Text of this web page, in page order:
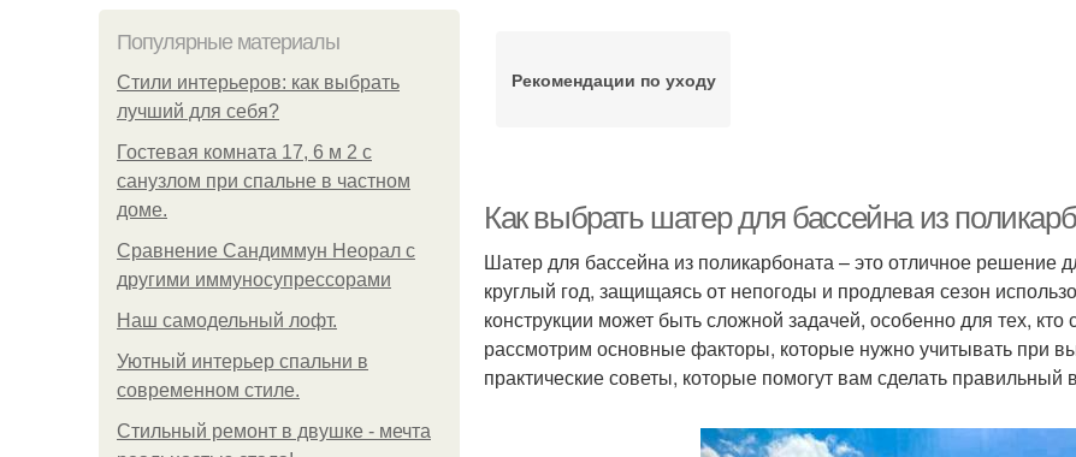
Популярные материалы
Стили интерьеров: как выбрать
лучший для себя?
Гостевая комната 17, 6 м 2 с
санузлом при спальне в частном
доме.
Сравнение Сандиммун Неорал с
другими иммуносупрессорами
Наш самодельный лофт.
Уютный интерьер спальни в
современном стиле.
Стильный ремонт в двушке - мечта
Рекомендации по уходу
Как выбрать шатер для бассейна из
Шатер для бассейна из поликарбоната – это отличное решение
круглый год, защищаясь от непогоды и продлевая сезон
конструкции может быть сложной задачей, особенно для тех,
рассмотрим основные факторы, которые нужно учитывать при
практические советы, которые помогут вам сделать правильный